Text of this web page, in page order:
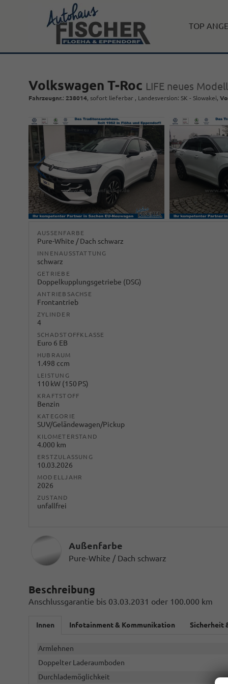
TOP
Volkswagen T-Roc LIFE neues
Fahrzeugnr.: 238014, sofort lieferbar , Landesversion: SK - Slowakei,
AUSSENFARBE
Pure-White / Dach schwarz
INNENAUSSTATTUNG
schwarz
GETRIEBE
Doppelkupplungsgetriebe (DSG)
ANTRIEBSACHSE
Frontantrieb
ZYLINDER
4
SCHADSTOFFKLASSE
Euro 6 EB
HUBRAUM
1.498 ccm
LEISTUNG
110 kW (150 PS)
KRAFTSTOFF
Benzin
KATEGORIE
SUV/Geländewagen/Pickup
KILOMETERSTAND
4.000 km
ERSTZULASSUNG
10.03.2026
MODELLJAHR
2026
ZUSTAND
unfallfrei
Außenfarbe
Pure-White / Dach schwarz
Beschreibung
Anschlussgarantie bis 03.03.2031 oder 100.000 km
Innen Infotainment & Kommunikation Sicherheit
Armlehnen
Doppelter Laderaumboden
Durchlademöglichkeit